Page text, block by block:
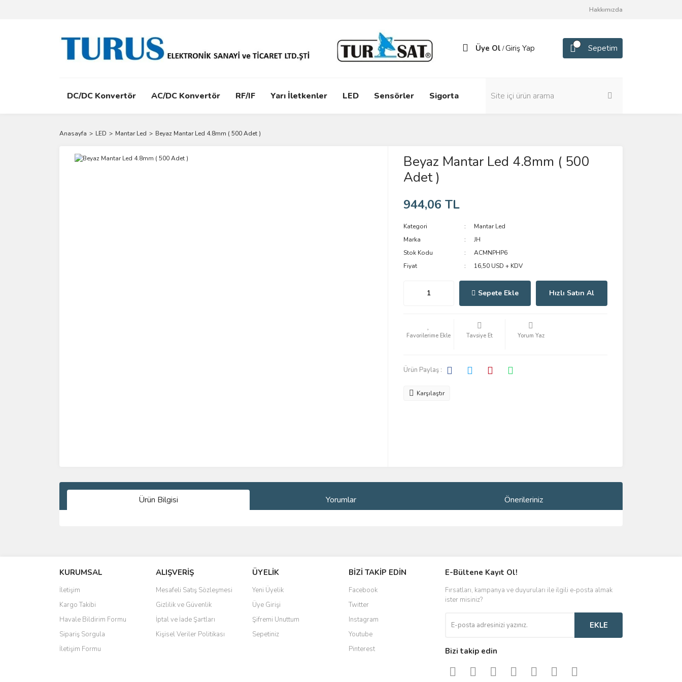
Hakkımızda
Üye Ol /Giriş Yap Sepetim
DC/DC Konvertör AC/DC Konvertör RF/IF Yarı İletkenler LED Sensörler Sigorta
Anasayfa LED Mantar Led Beyaz Mantar Led 4.8mm ( 500 Adet )
Beyaz Mantar Led 4.8mm ( 500
Adet )
944,06 TL
Kategori
Mantar Led
Marka
JH
Stok Kodu
ACMNPHP6
Fiyat
16,50 USD + KDV
Sepete Ekle Hızlı Satın Al
Tavsiye Et Yorum Yaz
Ürün Paylaş :
Karşılaştır
Ürün Bilgisi Yorumlar Önerileriniz
Ürün resmi kalitesiz, bozuk veya görüntülenemiyor.
Ürün açıklamasında eksik bilgiler bulunuyor.
Ürün bilgilerinde hatalar bulunuyor.
Ürün fiyatı diğer sitelerden daha pahalı.
Bu ürüne benzer farklı alternatifler olmalı.
KURUMSAL
İletişim
Kargo Takibi
Havale Bildirim Formu
Sipariş Sorgula
İletişim Formu
ALIŞVERİŞ
Mesafeli Satış Sözleşmesi
Gizlilik ve Güvenlik
İptal ve İade Şartları
Kişisel Veriler Politikası
ÜYELİK
Yeni Üyelik
Üye Girişi
Şifremi Unuttum
Sepetiniz
BİZİ TAKİP EDİN
Facebook
Twitter
Instagram
Youtube
Pinterest
E-Bültene Kayıt Ol!
Fırsatları, kampanya ve duyuruları ile ilgili e-posta almak
ister misiniz?
EKLE
Bizi takip edin